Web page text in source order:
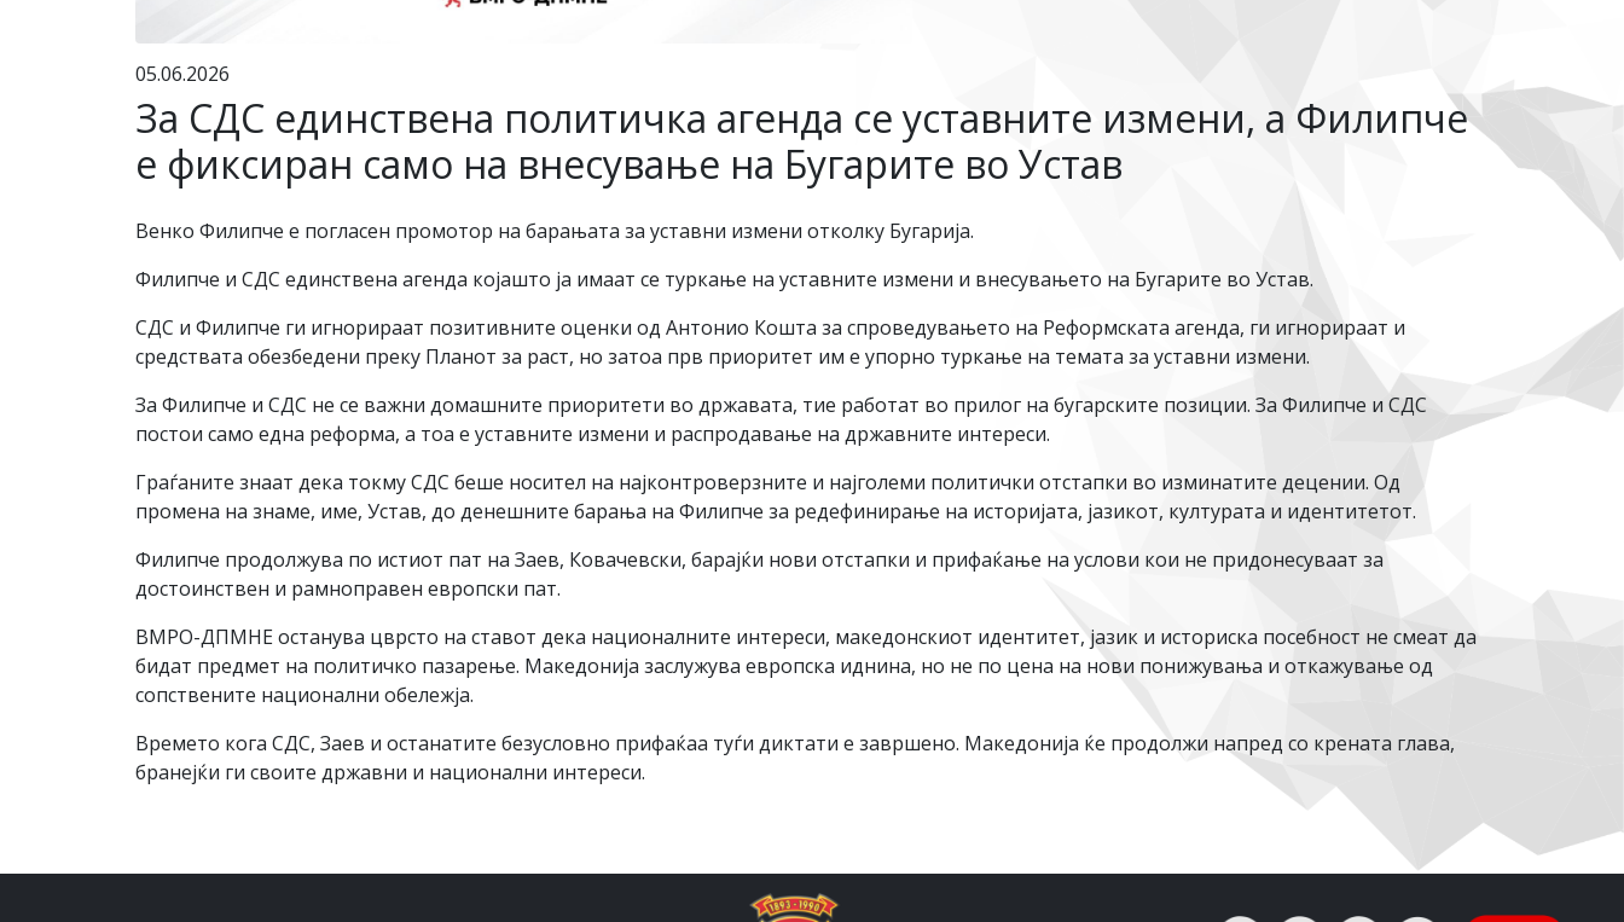
05.06.2026
За СДС единствена политичка агенда се уставните измени, а Филипче
е фиксиран само на внесување на Бугарите во Устав
Венко Филипче е погласен промотор на барањата за уставни измени отколку Бугарија.
Филипче и СДС единствена агенда којашто ја имаат се туркање на уставните измени и внесувањето на Бугарите во Устав.
СДС и Филипче ги игнорираат позитивните оценки од Антонио Кошта за спроведувањето на Реформската агенда, ги игнорираат и
средствата обезбедени преку Планот за раст, но затоа прв приоритет им е упорно туркање на темата за уставни измени.
За Филипче и СДС не се важни домашните приоритети во државата, тие работат во прилог на бугарските позиции. За Филипче и СДС
постои само една реформа, а тоа е уставните измени и распродавање на државните интереси.
Граѓаните знаат дека токму СДС беше носител на најконтроверзните и најголеми политички отстапки во изминатите децении. Од
промена на знаме, име, Устав, до денешните барања на Филипче за редефинирање на историјата, јазикот, културата и идентитетот.
Филипче продолжува по истиот пат на Заев, Ковачевски, барајќи нови отстапки и прифаќање на услови кои не придонесуваат за
достоинствен и рамноправен европски пат.
ВМРО-ДПМНЕ останува цврсто на ставот дека националните интереси, македонскиот идентитет, јазик и историска посебност не смеат да
бидат предмет на политичко пазарење. Македонија заслужува европска иднина, но не по цена на нови понижувања и откажување од
сопствените национални обележја.
Времето кога СДС, Заев и останатите безусловно прифаќаа туѓи диктати е завршено. Македонија ќе продолжи напред со крената глава,
бранејќи ги своите државни и национални интереси.